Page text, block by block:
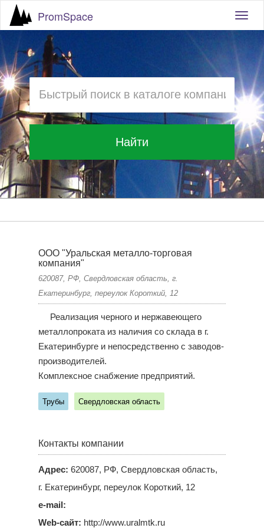
PromSpace
Найти
ООО "Уральская металло-торговая
компания"
620087, РФ, Свердловская область, г.
Екатеринбург, переулок Короткий, 12
Реализация черного и нержавеющего
металлопроката из наличия со склада в г.
Екатеринбурге и непосредственно с заводов-
производителей.
Комплексное снабжение предприятий.
Трубы Свердловская область
Контакты компании
Адрес: 620087, РФ, Свердловская область,
г. Екатеринбург, переулок Короткий, 12
e-mail:
Web-сайт: http://www.uralmtk.ru